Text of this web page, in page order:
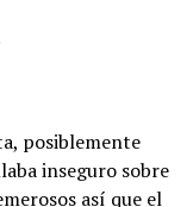
posiblemente
inseguro sobre
así que el